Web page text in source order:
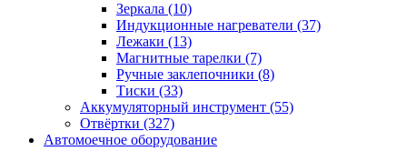
Зеркала (10)
Индукционные нагреватели (37)
Лежаки (13)
Магнитные тарелки (7)
Ручные заклепочники (8)
Тиски (33)
Аккумуляторный инструмент (55)
Отвёртки (327)
Автомоечное оборудование